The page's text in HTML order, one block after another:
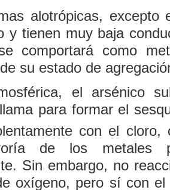
alotrópicas, excepto
y tienen muy baja
comportará como
su estado de
el arsénico
para formar el
con el cloro,
de los metales
Sin embargo, no
oxígeno, pero sí con